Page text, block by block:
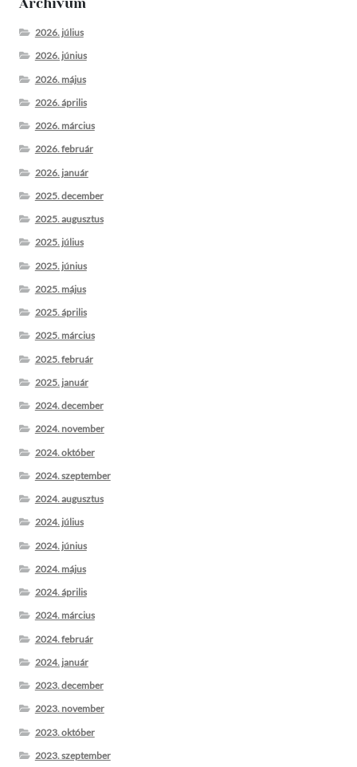
2026. július
2026. június
2026. május
2026. április
2026. március
2026. február
2026. január
2025. december
2025. augusztus
2025. július
2025. június
2025. május
2025. április
2025. március
2025. február
2025. január
2024. december
2024. november
2024. október
2024. szeptember
2024. augusztus
2024. július
2024. június
2024. május
2024. április
2024. március
2024. február
2024. január
2023. december
2023. november
2023. október
2023. szeptember